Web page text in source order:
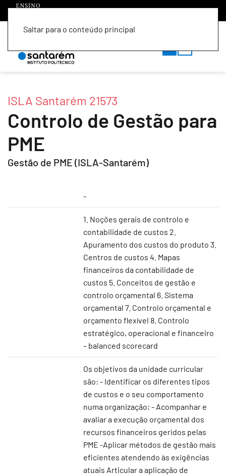
Saltar para o conteúdo principal
ISLA Santarém 21573
Controlo de Gestão para
PME
Gestão de PME (ISLA-Santarém)
-
1. Noções gerais de controlo e
contabilidade de custos 2.
Apuramento dos custos do produto 3.
Centros de custos 4. Mapas
financeiros da contabilidade de
custos 5. Conceitos de gestão e
controlo orçamental 6. Sistema
orçamental 7. Controlo orçamental e
orçamento flexível 8. Controlo
estratégico, operacional e financeiro
– balanced scorecard
Os objetivos da unidade curricular
são: - Identificar os diferentes tipos
de custos e o seu comportamento
numa organização; - Acompanhar e
avaliar a execução orçamental dos
recursos financeiros geridos pelas
PME -Aplicar métodos de gestão mais
eficientes atendendo às exigências
atuais Articular a aplicação de